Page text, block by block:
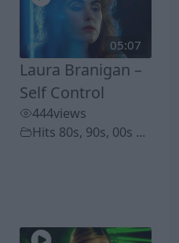
05:07
Laura Branigan –
Self Control
444views
Hits 80s, 90s, 00s ...